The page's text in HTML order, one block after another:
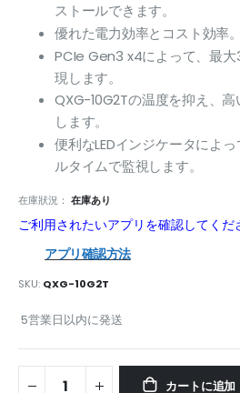
ストールできます。
優れた電力効率とコスト効率。
PCIe Gen3 x4によって、最
現します。
QXG-10G2Tの温度を抑え、
します。
便利なLEDインジケータによ
ルタイムで監視します。
在庫狀況： 在庫あり
ご利用されたいアプリを確認してくだ
アプリ確認方法
SKU QXG-10G2T
5営業日以内に発送
カートに追加